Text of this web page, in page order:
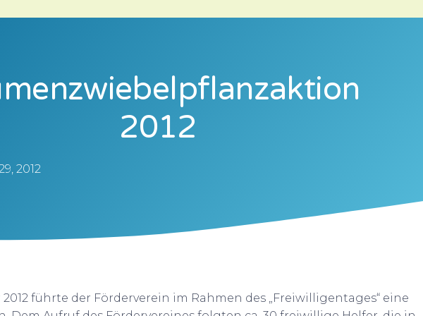
2012
2012
2012 führte der Förderverein im Rahmen des „Freiwilligentages“ eine